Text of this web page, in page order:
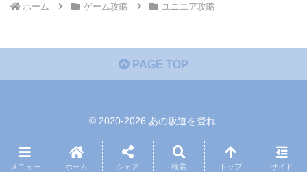
ホーム ゲーム攻略 ユニエア攻略
PAGE TOP
© 2020-2026 あの坂道を登れ.
メニュー ホーム シェア 検索 トップ サイド